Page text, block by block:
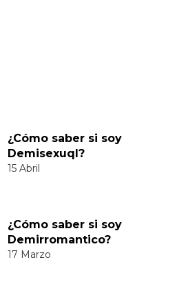
¿Cómo saber si soy
Demisexuql?
15 Abril
¿Cómo saber si soy
Demirromantico?
17 Marzo